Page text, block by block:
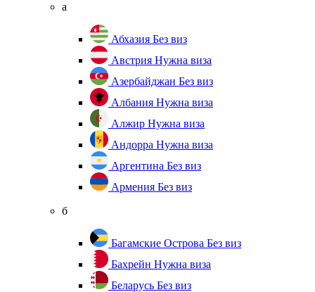
а
Абхазия Без виз
Австрия Нужна виза
Азербайджан Без виз
Албания Нужна виза
Алжир Нужна виза
Андорра Нужна виза
Аргентина Без виз
Армения Без виз
б
Багамские Острова Без виз
Бахрейн Нужна виза
Беларусь Без виз